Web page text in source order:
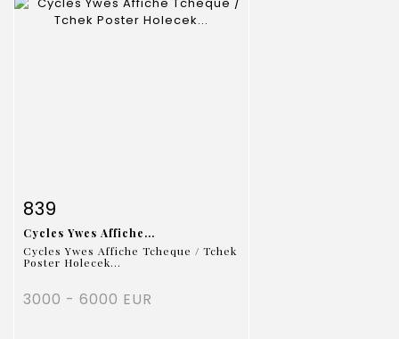
Fiche détaillée
839
Cycles Ywes Affiche...
Cycles Ywes Affiche Tcheque / Tchek
Poster Holecek...
3000 - 6000 EUR